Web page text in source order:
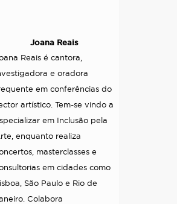
Joana Reais
Reais é cantora,
e oradora
em conferências do
artístico. Tem-se vindo a
em Inclusão pela
enquanto realiza
masterclasses e
em cidades como
São Paulo e Rio de
Colabora